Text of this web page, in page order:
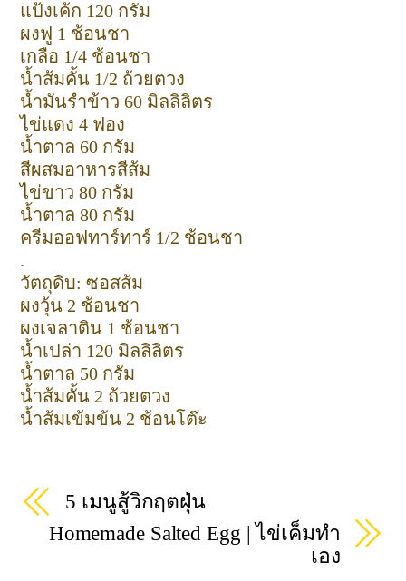
แป้งเค้ก 120 กรัม
ผงฟู 1 ช้อนชา
เกลือ 1/4 ช้อนชา
น้ำส้มคั้น 1/2 ถ้วยตวง
น้ำมันรำข้าว 60 มิลลิลิตร
ไข่แดง 4 ฟอง
น้ำตาล 60 กรัม
สีผสมอาหารสีส้ม
ไข่ขาว 80 กรัม
น้ำตาล 80 กรัม
ครีมออฟทาร์ทาร์ 1/2 ช้อนชา
.
วัตถุดิบ: ซอสส้ม
ผงวุ้น 2 ช้อนชา
ผงเจลาติน 1 ช้อนชา
น้ำเปล่า 120 มิลลิลิตร
น้ำตาล 50 กรัม
น้ำส้มคั้น 2 ถ้วยตวง
น้ำส้มเข้มข้น 2 ช้อนโต๊ะ
5 เมนูสู้วิกฤตฝุ่น
Homemade Salted Egg | ไข่เค็มทำ
เอง